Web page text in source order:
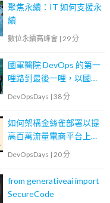
聚焦永續：IT 如何支援永
續
數位永續高峰會 | 29 分
國軍醫院 DevOps 的第一
哩路到最後一哩，以國軍
高雄總醫院為例
DevOpsDays | 38 分
如何架構金絲雀部署以提
高百萬流量電商平台上版
DevOpsDays | 20 分
from generativeai import
SecureCode